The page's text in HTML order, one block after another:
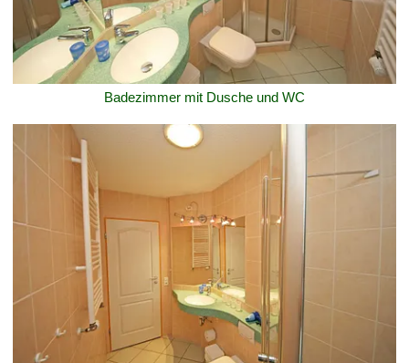
Badezimmer mit Dusche und WC